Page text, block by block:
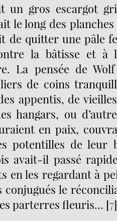
gros escargot
le long des
de quitter une pâle
la bâtisse et à
La pensée de
de coins
appentis, de
hangars, ou
en paix,
potentilles de leur
avait-il passé
en les regardant à
conjugués le
parterres fleuris... [7